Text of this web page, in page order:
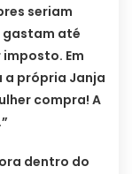
seriam
até
Em
a própria Janja
compra! A
dentro do